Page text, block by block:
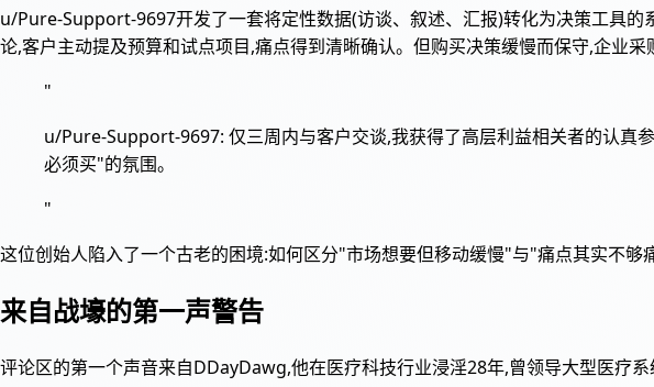
u/Pure-Support-9697开发了一套将定性数据(访谈、叙述、汇报)转化为决策工具
论,客户主动提及预算和试点项目,痛点得到清晰确认。但购买决策缓慢而保守,企业
"
u/Pure-Support-9697: 仅三周内与客户交谈,我获得了高层利益相关者的认真
必须买"的氛围。
"
这位创始人陷入了一个古老的困境:如何区分"市场想要但移动缓慢"与"痛点其实不
来自战壕的第一声警告
评论区的第一个声音来自DDayDawg,他在医疗科技行业浸淫28年,曾领导大型医疗